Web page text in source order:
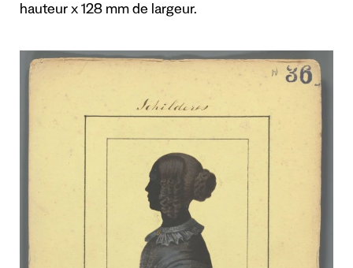
hauteur x 128 mm de largeur.